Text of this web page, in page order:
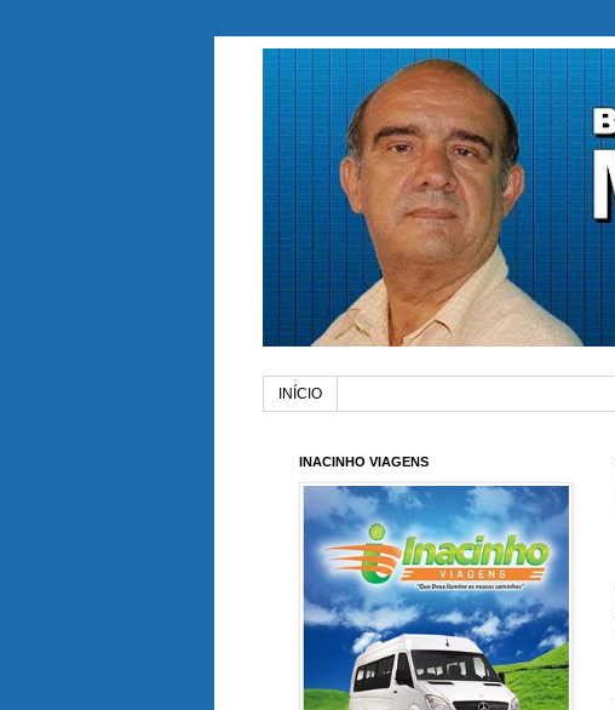
INÍCIO
INACINHO VIAGENS